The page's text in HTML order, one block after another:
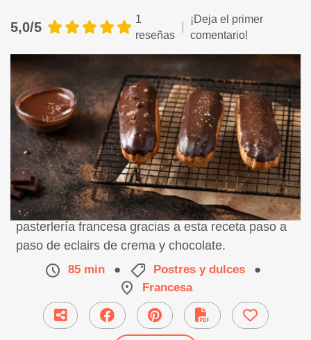
5,0/5
1
reseñas
¡Deja el primer
comentario!
Realiza el famoso bocado digno de una
pasterlería francesa gracias a esta receta paso a
paso de eclairs de crema y chocolate.
85 min ● Postres y dulces
●
Francesa